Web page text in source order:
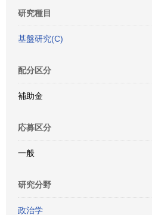
研究種目
基盤研究(C)
配分区分
補助金
応募区分
一般
研究分野
政治学